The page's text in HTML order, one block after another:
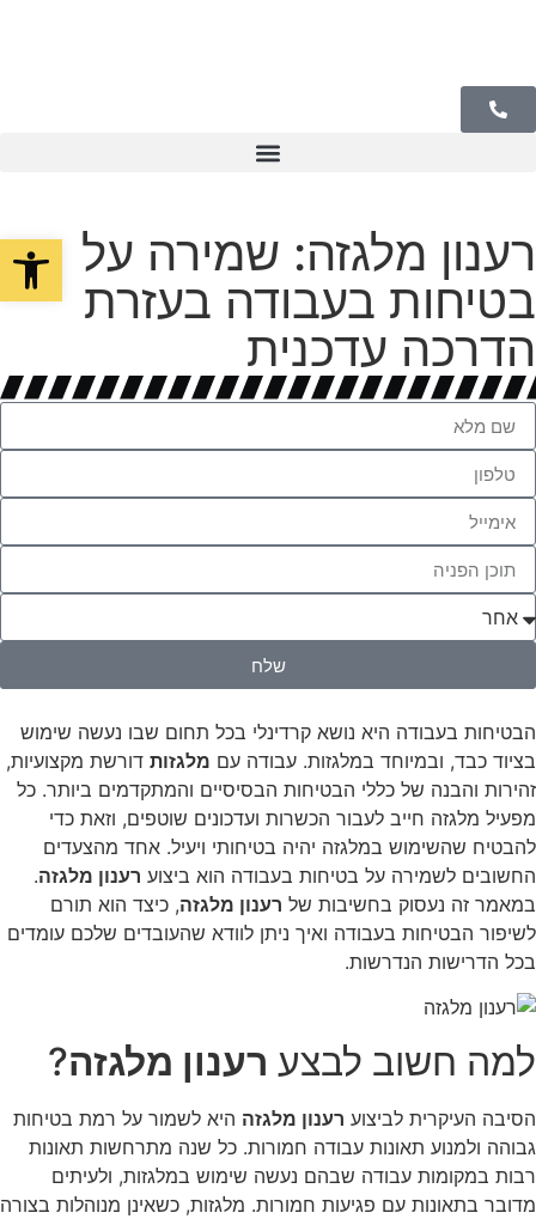
רענון מלגזה: שמירה על
בטיחות בעבודה בעזרת
הדרכה עדכנית
שלח
הבטיחות בעבודה היא נושא קרדינלי בכל תחום שבו נעשה שימוש
בציוד כבד, ובמיוחד במלגזות. עבודה עם מלגזות דורשת מקצועיות,
זהירות והבנה של כללי הבטיחות הבסיסיים והמתקדמים ביותר. כל
מפעיל מלגזה חייב לעבור הכשרות ועדכונים שוטפים, וזאת כדי
להבטיח שהשימוש במלגזה יהיה בטיחותי ויעיל. אחד מהצעדים
החשובים לשמירה על בטיחות בעבודה הוא ביצוע רענון מלגזה.
במאמר זה נעסוק בחשיבות של רענון מלגזה, כיצד הוא תורם
לשיפור הבטיחות בעבודה ואיך ניתן לוודא שהעובדים שלכם עומדים
בכל הדרישות הנדרשות.
למה חשוב לבצע רענון מלגזה?
הסיבה העיקרית לביצוע רענון מלגזה היא לשמור על רמת בטיחות
גבוהה ולמנוע תאונות עבודה חמורות. כל שנה מתרחשות תאונות
רבות במקומות עבודה שבהם נעשה שימוש במלגזות, ולעיתים
מדובר בתאונות עם פגיעות חמורות. מלגזות, כשאינן מנוהלות בצורה
פתח